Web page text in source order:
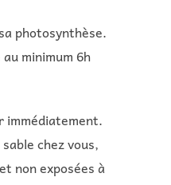
photosynthèse.
minimum 6h
immédiatement.
chez vous,
non exposées à